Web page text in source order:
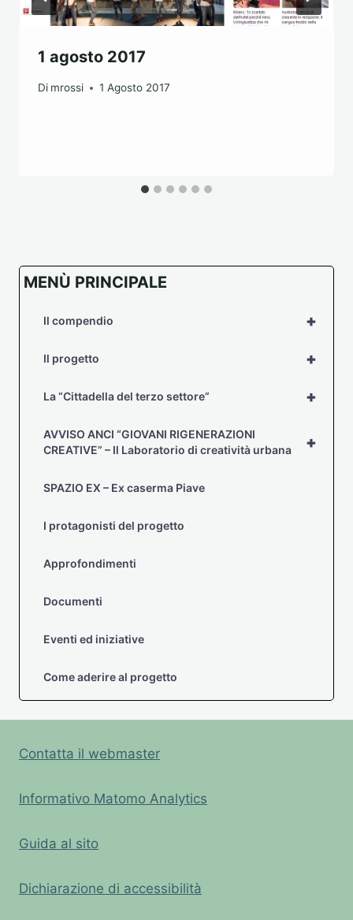
1 agosto 2017
Di mrossi 1 Agosto 2017
MENÙ PRINCIPALE
+
Il compendio
+
Il progetto
+
La “Cittadella del terzo settore”
+
AVVISO ANCI “GIOVANI RIGENERAZIONI
CREATIVE” – Il Laboratorio di creatività urbana
SPAZIO EX – Ex caserma Piave
I protagonisti del progetto
Approfondimenti
Documenti
Eventi ed iniziative
Come aderire al progetto
Contatta il webmaster
Informativo Matomo Analytics
Guida al sito
Dichiarazione di accessibilità